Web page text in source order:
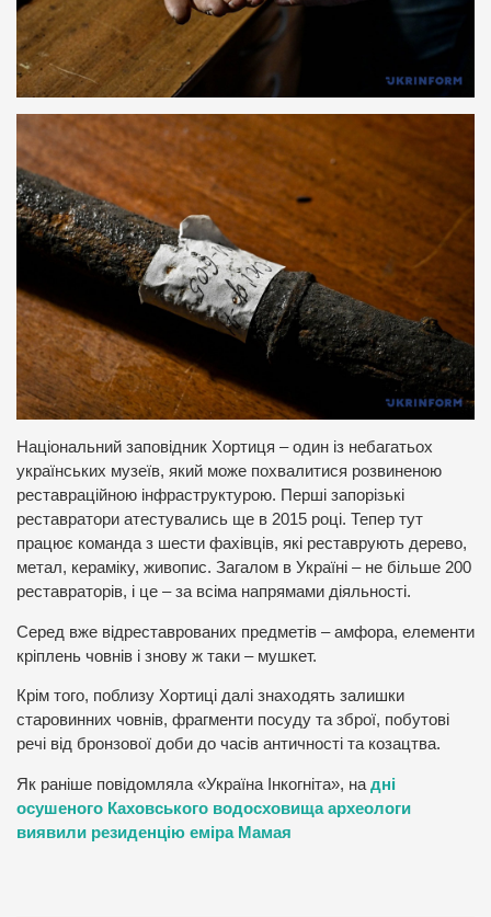
Національний заповідник Хортиця – один із небагатьох
українських музеїв, який може похвалитися розвиненою
реставраційною інфраструктурою. Перші запорізькі
реставратори атестувались ще в 2015 році. Тепер тут
працює команда з шести фахівців, які реставрують дерево,
метал, кераміку, живопис. Загалом в Україні – не більше 200
реставраторів, і це – за всіма напрямами діяльності.
Серед вже відреставрованих предметів – амфора, елементи
кріплень човнів і знову ж таки – мушкет.
Крім того, поблизу Хортиці далі знаходять залишки
старовинних човнів, фрагменти посуду та зброї, побутові
речі від бронзової доби до часів античності та козацтва.
Як раніше повідомляла «Україна Інкогніта», на дні
осушеного Каховського водосховища археологи
виявили резиденцію еміра Мамая